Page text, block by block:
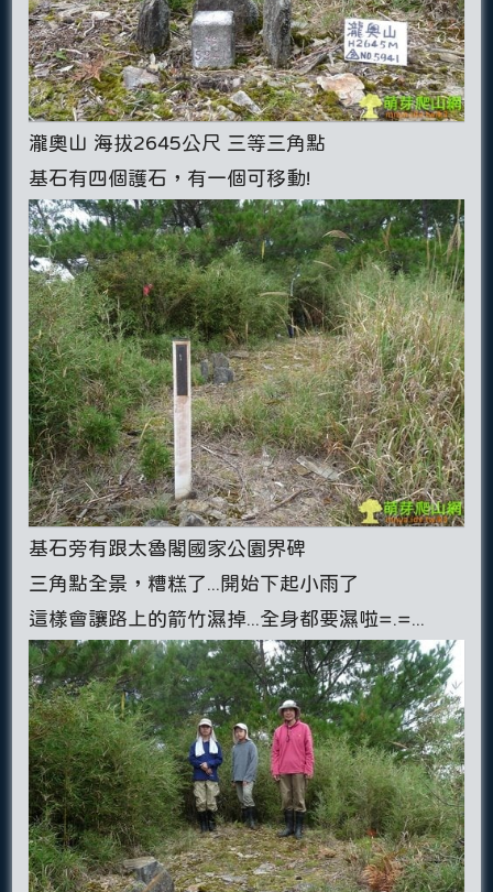
瀧奧山 海拔2645公尺 三等三角點
基石有四個護石，有一個可移動!
基石旁有跟太魯閣國家公園界碑
三角點全景，糟糕了...開始下起小雨了
這樣會讓路上的箭竹濕掉...全身都要濕啦=.=...